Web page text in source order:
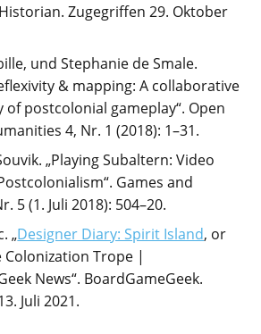
Zugegriffen 29. Oktober
und Stephanie de Smale.
& mapping: A collaborative
postcolonial gameplay“. Open
4, Nr. 1 (2018): 1–31.
„Playing Subaltern: Video
Games and
5 (1. Juli 2018): 504–20.
„Designer Diary: Spirit Island, or
Trope |
News“. BoardGameGeek.
Juli 2021.